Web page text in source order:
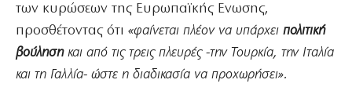
των κυρώσεων της Ευρωπαϊκής Ενωσης,
προσθέτοντας ότι «φαίνεται πλέον να υπάρχει πολιτική
βούλησηκαι από τις τρεις πλευρές -την Τουρκία, την Ιταλία
και τη Γαλλία- ώστε η διαδικασία να προχωρήσει».